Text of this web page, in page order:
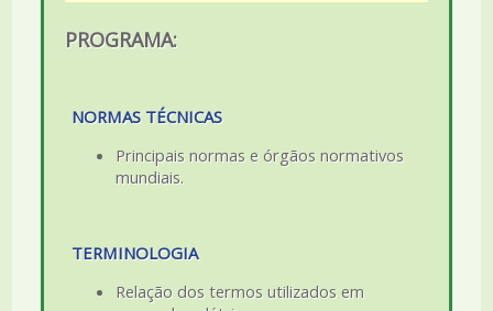
PROGRAMA:
NORMAS TÉCNICAS
Principais normas e órgãos normativos
mundiais.
TERMINOLOGIA
Relação dos termos utilizados em